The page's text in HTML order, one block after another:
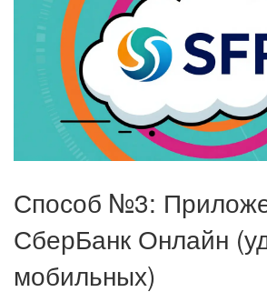
Способ №3:
СберБанк Онлайн
мобильных)